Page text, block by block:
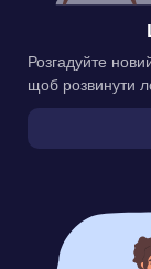
Розгадуйте
щоб розвинути